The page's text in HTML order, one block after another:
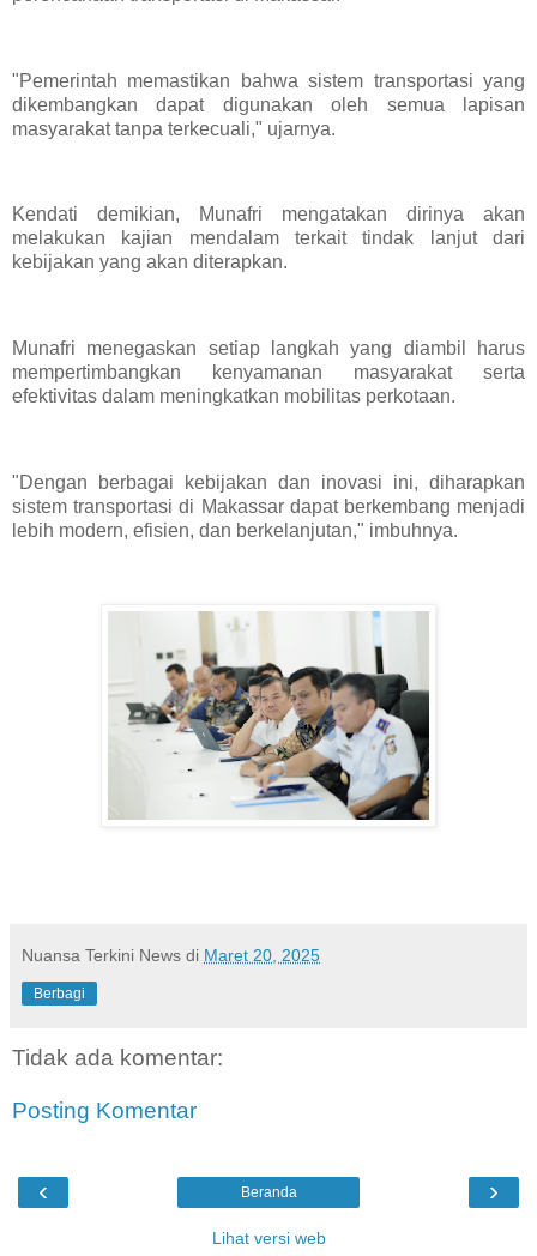
"Pemerintah memastikan bahwa sistem transportasi yang
dikembangkan dapat digunakan oleh semua lapisan
masyarakat tanpa terkecuali," ujarnya.
Kendati demikian, Munafri mengatakan dirinya akan
melakukan kajian mendalam terkait tindak lanjut dari
kebijakan yang akan diterapkan.
Munafri menegaskan setiap langkah yang diambil harus
mempertimbangkan kenyamanan masyarakat serta
efektivitas dalam meningkatkan mobilitas perkotaan.
"Dengan berbagai kebijakan dan inovasi ini, diharapkan
sistem transportasi di Makassar dapat berkembang menjadi
lebih modern, efisien, dan berkelanjutan," imbuhnya.
Nuansa Terkini News di Maret 20, 2025
Berbagi
Tidak ada komentar:
Posting Komentar
‹ ›
Beranda
Lihat versi web